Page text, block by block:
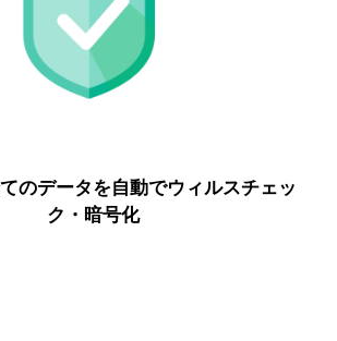
のデータを自動でウィルスチェッ
ク・暗号化